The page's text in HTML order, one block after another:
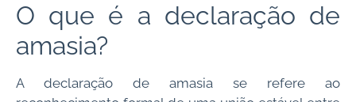
O que é a declaração de
amasia?
A declaração de amasia se refere ao